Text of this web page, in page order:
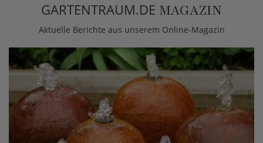
GARTENTRAUM.DE MAGAZIN
Aktuelle Berichte aus unserem Online-Magazin